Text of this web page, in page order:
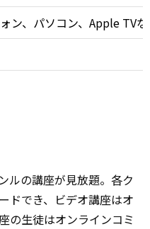
ン、パソコン、Apple TV
ルの講座が見放題。各ク
ドでき、ビデオ講座はオ
の生徒はオンラインコミ